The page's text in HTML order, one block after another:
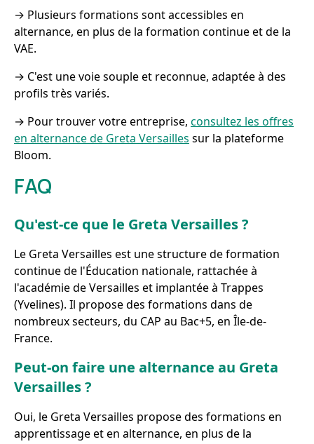
→ Plusieurs formations sont accessibles en
alternance, en plus de la formation continue et de la
VAE.
→ C'est une voie souple et reconnue, adaptée à des
profils très variés.
→ Pour trouver votre entreprise, consultez les offres
en alternance de Greta Versailles sur la plateforme
Bloom.
FAQ
Qu'est-ce que le Greta Versailles ?
Le Greta Versailles est une structure de formation
continue de l'Éducation nationale, rattachée à
l'académie de Versailles et implantée à Trappes
(Yvelines). Il propose des formations dans de
nombreux secteurs, du CAP au Bac+5, en Île-de-
France.
Peut-on faire une alternance au Greta
Versailles ?
Oui, le Greta Versailles propose des formations en
apprentissage et en alternance, en plus de la